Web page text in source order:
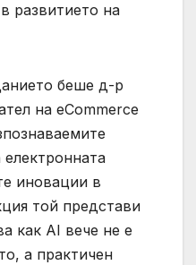
развитието на
беше д-р
на eCommerce
иновации в
той представи
как AI вече не е
а практичен